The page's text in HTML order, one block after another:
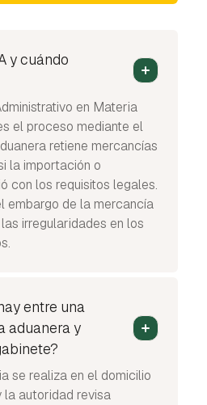
y cuándo
en Materia
el proceso mediante el
retiene mercancías
la importación o
con los requisitos legales.
embargo de la mercancía
irregularidades en los
entre una
aduanera y
se realiza en el domicilio
la autoridad revisa